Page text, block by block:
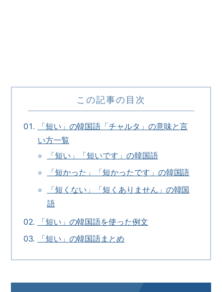
この記事の目次
「短い」の韓国語「チャルタ」の意味と言
い方一覧
「短い」「短いです」の韓国語
「短かった」「短かったです」の韓国語
「短くない」「短くありません」の韓国
語
「短い」の韓国語を使った例文
「短い」の韓国語まとめ